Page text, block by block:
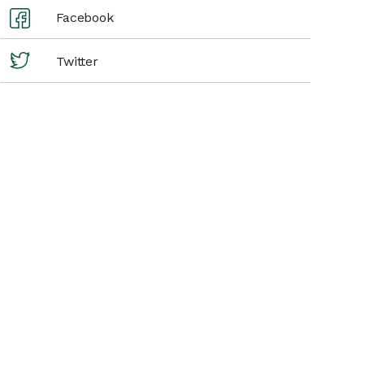
Facebook
Twitter